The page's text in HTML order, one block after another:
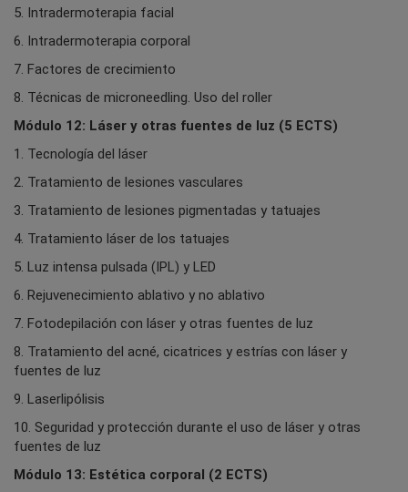
5. Intradermoterapia facial
6. Intradermoterapia corporal
7. Factores de crecimiento
8. Técnicas de microneedling. Uso del roller
Módulo 12: Láser y otras fuentes de luz (5 ECTS)
1. Tecnología del láser
2. Tratamiento de lesiones vasculares
3. Tratamiento de lesiones pigmentadas y tatuajes
4. Tratamiento láser de los tatuajes
5. Luz intensa pulsada (IPL) y LED
6. Rejuvenecimiento ablativo y no ablativo
7. Fotodepilación con láser y otras fuentes de luz
8. Tratamiento del acné, cicatrices y estrías con láser y
fuentes de luz
9. Laserlipólisis
10. Seguridad y protección durante el uso de láser y otras
fuentes de luz
Módulo 13: Estética corporal (2 ECTS)